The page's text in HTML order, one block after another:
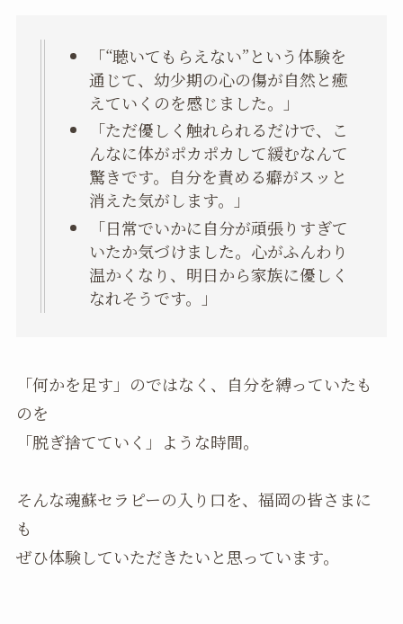
「“聴いてもらえない”という体験を
通じて、幼少期の心の傷が自然と癒
えていくのを感じました。」
「ただ優しく触れられるだけで、こ
んなに体がポカポカして緩むなんて
驚きです。自分を責める癖がスッと
消えた気がします。」
「日常でいかに自分が頑張りすぎて
いたか気づけました。心がふんわり
温かくなり、明日から家族に優しく
なれそうです。」
「何かを足す」のではなく、自分を縛っていたも
のを
「脱ぎ捨てていく」ような時間。
そんな魂蘇セラピーの入り口を、福岡の皆さまに
も
ぜひ体験していただきたいと思っています。